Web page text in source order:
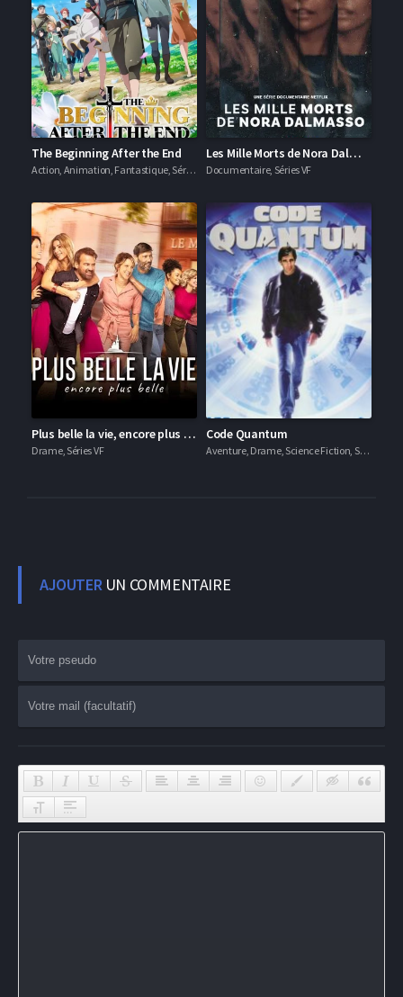
The Beginning After the End
Action, Animation, Fantastique, Séries VF
Les Mille Morts de Nora Dalmasso
Documentaire, Séries VF
Plus belle la vie, encore plus belle
Drame, Séries VF
Code Quantum
Aventure, Drame, Science Fiction, Séries VF
AJOUTER UN COMMENTAIRE